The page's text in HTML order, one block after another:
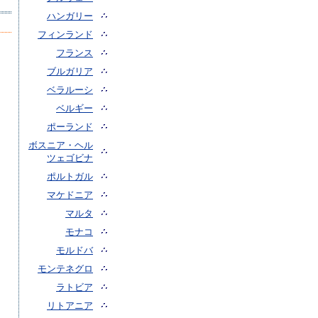
ハンガリー
フィンランド
フランス
ブルガリア
ベラルーシ
ベルギー
ポーランド
ボスニア・ヘル
ツェゴビナ
ポルトガル
マケドニア
マルタ
モナコ
モルドバ
モンテネグロ
ラトビア
リトアニア